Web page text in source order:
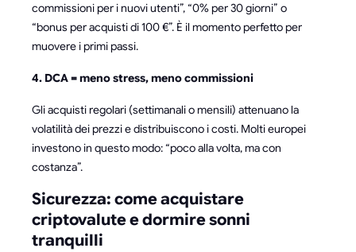
commissioni per i nuovi utenti”, “0% per 30 giorni” o
“bonus per acquisti di 100 €”. È il momento perfetto per
muovere i primi passi.
4. DCA = meno stress, meno commissioni
Gli acquisti regolari (settimanali o mensili) attenuano la
volatilità dei prezzi e distribuiscono i costi. Molti europei
investono in questo modo: “poco alla volta, ma con
costanza”.
Sicurezza: come acquistare
criptovalute e dormire sonni
tranquilli